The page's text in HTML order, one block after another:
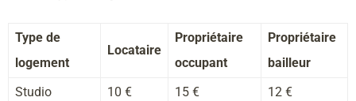
Type de
logement
Locataire
Propriétaire
occupant
Propriétaire
bailleur
Studio
10 € 15 €
12 €